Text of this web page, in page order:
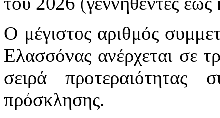
Ο μέγιστος αριθμός
Ελασσόνας ανέρχεται σε
σειρά
πρόσκλησης.